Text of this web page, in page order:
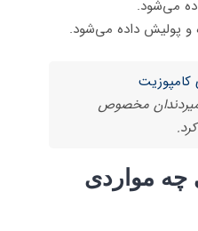
می‌شود.
و پولیش داده می‌شود.
کامپوزیت
مخصوص
چه مواردی